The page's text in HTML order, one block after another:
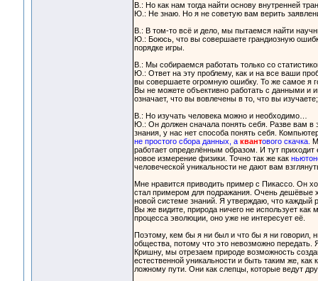
В.: Но как нам тогда найти основу внутренней
Ю.: Не знаю. Но я не советую вам верить
В.: В том-то всё и дело, мы пытаемся найти
Ю.: Боюсь, что вы совершаете грандиозную
порядке игры.
В.: Мы собираемся работать только со
Ю.: Ответ на эту проблему, как и на все ваши
вы совершаете огромную ошибку. То же самое я
Вы не можете объективно работать с данными и
означает, что вы вовлечены в то, что вы
В.: Но изучать человека можно и необходимо…
Ю.: Он должен сначала понять себя. Разве вам в
знания, у нас нет способа понять себя.
не простого сбора данных, а квантового скачка.
работает определённым образом. И тут
новое измерение физики. Точно так же как
человеческой уникальности не дают вам
Мне нравится приводить пример с Пикассо. Он
стал примером для подражания. Очень дешёвые
новой системе знаний. Я утверждаю, что каждый
Вы же видите, природа ничего не использует
процесса эволюции, оно уже не интересует её.
Поэтому, кем бы я ни был и что бы я ни говорил,
общества, потому что это невозможно
Кришну, мы отрезаем природе возможность
естественной уникальности и быть таким же, как
ложному пути. Они как слепцы, которые ведут